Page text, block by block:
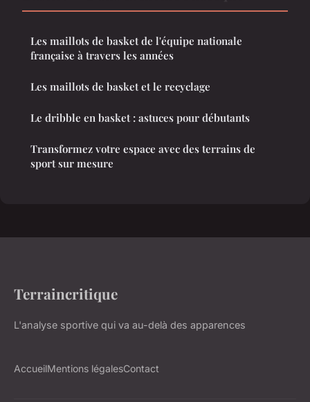
Les maillots de basket de l'équipe nationale
française à travers les années
Les maillots de basket et le recyclage
Le dribble en basket : astuces pour débutants
Transformez votre espace avec des terrains de
sport sur mesure
Terraincritique
L'analyse sportive qui va au-delà des apparences
AccueilMentions légalesContact